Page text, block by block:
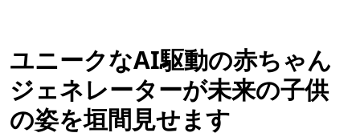
ユニークなAI駆動の赤ちゃん
ジェネレーターが未来の子供
の姿を垣間見せます